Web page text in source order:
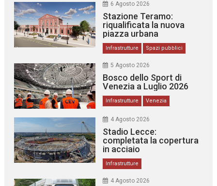
6 Agosto 2026
Stazione Teramo:
riqualificata la nuova
piazza urbana
Infrastrutture Spazi pubblici
5 Agosto 2026
Bosco dello Sport di
Venezia a Luglio 2026
Infrastrutture Venezia
4 Agosto 2026
Stadio Lecce:
completata la copertura
in acciaio
Infrastrutture
4 Agosto 2026